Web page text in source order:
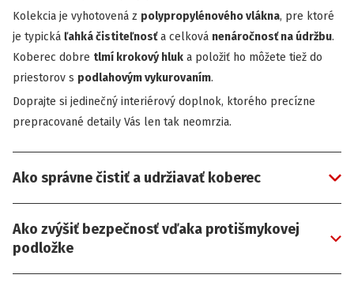
Kolekcia je vyhotovená z polypropylénového vlákna, pre ktoré
je typická ľahkáčistiteľnosťa celková nenáročnosť na údržbu.
Koberec dobre tlmí krokový hluk a položiť ho môžete tiež do
priestorov s podlahovým vykurovaním.
Doprajte si jedinečný interiérový doplnok, ktorého precízne
prepracované detaily Vás len tak neomrzia.
Ako správne čistiť a udržiavať koberec
Ako zvýšiť bezpečnosť vďaka protišmykovej
podložke